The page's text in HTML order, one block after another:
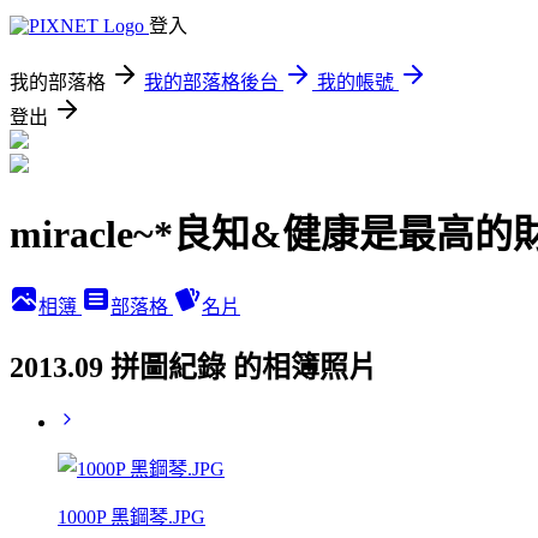
登入
我的部落格 我的部落格後台
我的帳號
登出
miracle~*良知&健康是最高的
相簿 部落格 名片
2013.09 拼圖紀錄 的相簿照片
1000P 黑鋼琴.JPG